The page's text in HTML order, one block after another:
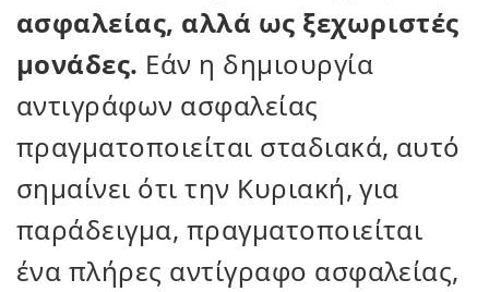
ασφαλείας, αλλά ως ξεχωριστές
μονάδες. Εάν η δημιουργία
αντιγράφων ασφαλείας
πραγματοποιείται σταδιακά, αυτό
σημαίνει ότι την Κυριακή, για
παράδειγμα, πραγματοποιείται
ένα πλήρες αντίγραφο ασφαλείας,